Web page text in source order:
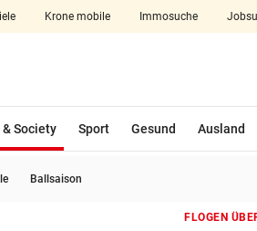
Krone mobile Immosuche
aufklappen
& Society
Sport
Gesund Ausland
Ballsaison
FLOGEN